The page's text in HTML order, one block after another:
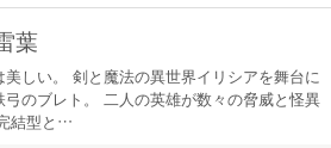
葉
しい。 剣と魔法の異世界イリシアを舞台に
のブレト。 二人の英雄が数々の脅威と怪異
結型と…